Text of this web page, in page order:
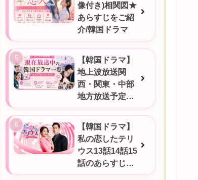
像付き)相関図★
あらすじをご紹
介/韓国ドラマ
【韓国ドラマ】
地上波放送関
西・関東・中部
地方放送予定一
覧！2026年6月
17日更新
【韓国ドラマ】
私の恋したテリ
ウス13話14話15
話のあらすじを
ご紹介！